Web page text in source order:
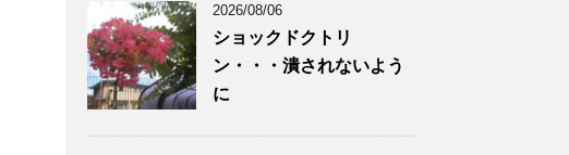
2026/08/06
ショックドクトリ
ン・・・潰されないよう
に